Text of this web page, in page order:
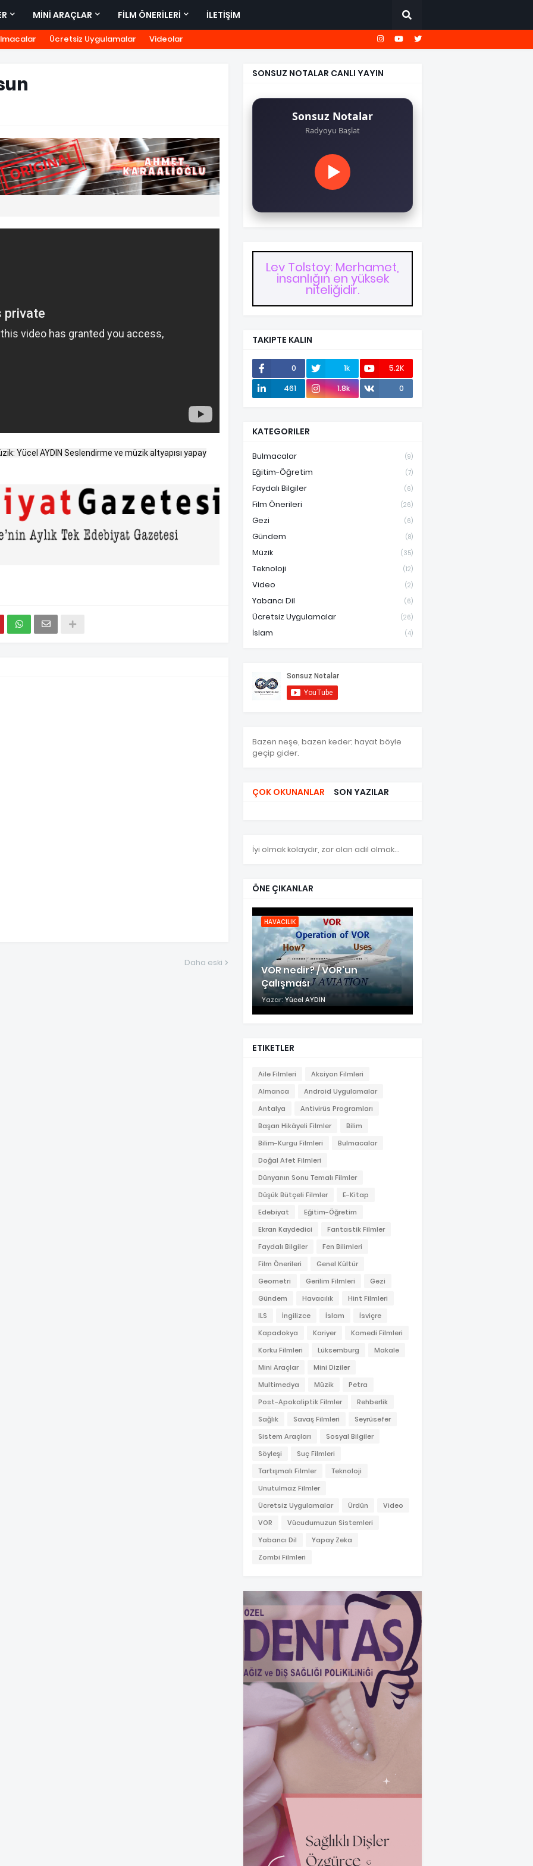
MİNİ ARAÇLAR FİLM ÖNERİLERİ İLETİŞİM
Ücretsiz Uygulamalar Videolar
Yücel AYDIN Seslendirme ve müzik altyapısı yapay
Daha eski
SONSUZ NOTALAR CANLI YAYIN
Sonsuz Notalar
Radyoyu Başlat
Lev Tolstoy: Merhamet,
insanlığın en yüksek
niteliğidir.
TAKIPTE KALIN
0 1k
5.2K
461
1.8k 0
KATEGORILER
Bulmacalar (9)
Eğitim-Öğretim (7)
Faydalı Bilgiler (6)
Film Önerileri (26)
Gezi (6)
Gündem (8)
Müzik (35)
Teknoloji (12)
Video (2)
Yabancı Dil (6)
Ücretsiz Uygulamalar (26)
İslam (4)
Bazen neşe, bazen keder; hayat böyle
geçip gider.
ÇOK OKUNANLAR SON YAZILAR
İyi olmak kolaydır, zor olan adil olmak...
ÖNE ÇIKANLAR
HAVACILIK
VOR nedir? / VOR'un
Çalışması
Yazar: Yücel AYDIN
ETIKETLER
Aile Filmleri
Aksiyon Filmleri
Almanca
Android Uygulamalar
Antalya
Antivirüs Programları
Başarı Hikâyeli Filmler
Bilim
Bilim-Kurgu Filmleri
Bulmacalar
Doğal Afet Filmleri
Dünyanın Sonu Temalı Filmler
Düşük Bütçeli Filmler
E-Kitap
Edebiyat
Eğitim-Öğretim
Ekran Kaydedici
Fantastik Filmler
Faydalı Bilgiler
Fen Bilimleri
Film Önerileri
Genel Kültür
Geometri
Gerilim Filmleri
Gezi
Gündem
Havacılık
Hint Filmleri
ILS
İngilizce İslam
İsviçre
Kapadokya
Kariyer
Komedi Filmleri
Korku Filmleri
Lüksemburg
Makale
Mini Araçlar
Mini Diziler
Multimedya
Müzik
Petra
Post-Apokaliptik Filmler
Rehberlik
Sağlık
Savaş Filmleri
Seyrüsefer
Sistem Araçları
Sosyal Bilgiler
Söyleşi
Suç Filmleri
Tartışmalı Filmler
Teknoloji
Unutulmaz Filmler
Ücretsiz Uygulamalar
Ürdün
Video
VOR
Vücudumuzun Sistemleri
Yabancı Dil
Yapay Zeka
Zombi Filmleri